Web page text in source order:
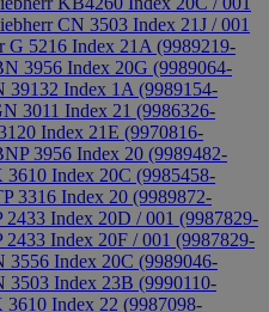
CN 3503 Index 21J / 001
G 5216 Index 21A (9989219-
3956 Index 20G (9989064-
Index 1A (9989154-
3011 Index 21 (9986326-
Index 21E (9970816-
3956 Index 20 (9989482-
Index 20C (9985458-
3316 Index 20 (9989872-
Index 20D / 001 (9987829-
Index 20F / 001 (9987829-
Index 20C (9989046-
Index 23B (9990110-
Index 22 (9987098-